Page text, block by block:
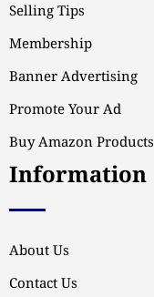
Selling Tips
Membership
Banner Advertising
Promote Your Ad
Buy Amazon Products
Information
About Us
Contact Us